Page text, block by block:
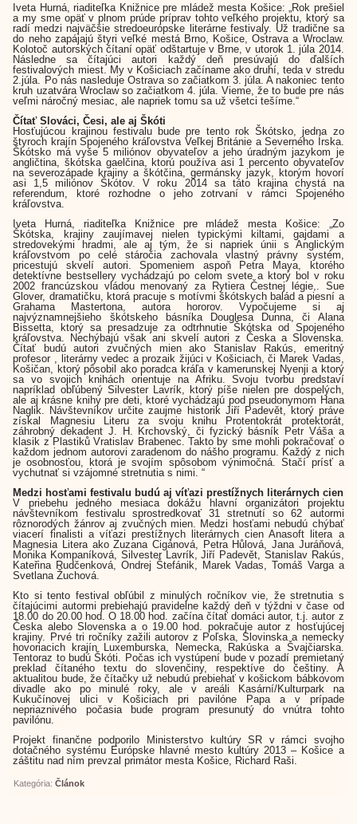
Iveta Hurná, riaditeľka Knižnice pre mládež mesta Košice: „Rok prešiel
a my sme opäť v plnom prúde príprav tohto veľkého projektu, ktorý sa
radí medzi najväčšie stredoeurópske literárne festivaly. Už tradične sa
do neho zapájajú štyri veľké mestá Brno, Košice, Ostrava a Wroclaw.
Kolotoč autorských čítaní opäť odštartuje v Brne, v utorok 1. júla 2014.
Následne sa čítajúci autori každý deň presúvajú do ďalších
festivalových miest. My v Košiciach začíname ako druhí, teda v stredu
2.júla. Po nás nasleduje Ostrava so začiatkom 3. júla. A nakoniec tento
kruh uzatvára Wroclaw so začiatkom 4. júla. Vieme, že to bude pre nás
veľmi náročný mesiac, ale napriek tomu sa už všetci tešíme.“
Čítať Slováci, Česi, ale aj Škóti
Hosťujúcou krajinou festivalu bude pre tento rok Škótsko, jedna zo
štyroch krajín Spojeného kráľovstva Veľkej Británie a Severného Írska.
Škótsko má vyše 5 miliónov obyvateľov a jeho úradným jazykom je
angličtina, škótska gaelčina, ktorú používa asi 1 percento obyvateľov
na severozápade krajiny a škótčina, germánsky jazyk, ktorým hovorí
asi 1,5 miliónov Škótov. V roku 2014 sa táto krajina chystá na
referendum, ktoré rozhodne o jeho zotrvaní v rámci Spojeného
kráľovstva.
Iveta Hurná, riaditeľka Knižnice pre mládež mesta Košice: „Zo
Škótska, krajiny zaujímavej nielen typickými kiltami, gajdami a
stredovekými hradmi, ale aj tým, že si napriek únii s Anglickým
kráľovstvom po celé stáročia zachovala vlastný právny systém,
pricestujú skvelí autori. Spomeniem aspoň Petra Maya, ktorého
detektívne bestsellery vychádzajú po celom svete a ktorý bol v roku
2002 francúzskou vládou menovaný za Rytiera Čestnej légie,. Sue
Glover, dramatičku, ktorá pracuje s motívmi škótskych balád a piesní a
Grahama Mastertona, autora hororov. Vypočujeme si aj
najvýznamnejšieho škótskeho básníka Douglesa Dunna, či Alana
Bissetta, ktorý sa presadzuje za odtrhnutie Škótska od Spojeného
kráľovstva. Nechýbajú však ani skvelí autori z Česka a Slovenska.
Čítať budú autori zvučných mien ako Stanislav Rakús, emeritný
profesor , literárny vedec a prozaik žijúci v Košiciach, či Marek Vadas,
Košičan, ktorý pôsobil ako poradca kráľa v kamerunskej Nyenji a ktorý
sa vo svojich knihách orientuje na Afriku. Svoju tvorbu predstaví
napríklad obľúbený Silvester Lavrík, ktorý píše nielen pre dospelých,
ale aj krásne knihy pre deti, ktoré vychádzajú pod pseudonymom Hana
Naglik. Návštevníkov určite zaujme historik Jiří Padevět, ktorý práve
získal Magnesiu Literu za svoju knihu Protentokrát protektorát,
záhrobný dekadent J. H. Krchovský, či fyzický básník Petr Váša a
klasik z Plastiků Vratislav Brabenec. Takto by sme mohli pokračovať o
každom jednom autorovi zaradenom do nášho programu. Každý z nich
je osobnosťou, ktorá je svojím spôsobom výnimočná. Stačí prísť a
vychutnať si vzájomné stretnutia s nimi. “
Medzi hosťami festivalu budú aj víťazi prestížnych literárnych cien
V priebehu jedného mesiaca dokážu hlavní organizátori projektu
návštevníkom festivalu sprostredkovať 31 stretnutí so 62 autormi
rôznorodých žánrov aj zvučných mien. Medzi hosťami nebudú chýbať
viacerí finalisti a víťazi prestížnych literárnych cien Anasoft litera a
Magnesia Litera ako Zuzana Cigánová, Petra Hůlová, Jana Juráňová,
Monika Kompaníková, Silvester Lavrík, Jiří Padevět, Stanislav Rakús,
Kateřina Rudčenková, Ondrej Štefánik, Marek Vadas, Tomáš Varga a
Svetlana Žuchová.
Kto si tento festival obľúbil z minulých ročníkov vie, že stretnutia s
čítajúcimi autormi prebiehajú pravidelne každý deň v týždni v čase od
18.00 do 20.00 hod. O 18.00 hod. začína čítať domáci autor, t.j. autor z
Česka alebo Slovenska a o 19.00 hod. pokračuje autor z hosťujúcej
krajiny. Prvé tri ročníky zažili autorov z Poľska, Slovinska a nemecky
hovoriacich krajín Luxemburska, Nemecka, Rakúska a Švajčiarska.
Tentoraz to budú Škóti. Počas ich vystúpení bude v pozadí premietaný
preklad čítaného textu do slovenčiny, respektíve do češtiny. A
aktualitou bude, že čítačky už nebudú prebiehať v košickom bábkovom
divadle ako po minulé roky, ale v areáli Kasární/Kulturpark na
Kukučínovej ulici v Košiciach pri pavilóne Papa a v prípade
nepriaznivého počasia bude program presunutý do vnútra tohto
pavilónu.
Projekt finančne podporilo Ministerstvo kultúry SR v rámci svojho
dotačného systému Európske hlavné mesto kultúry 2013 – Košice a
záštitu nad ním prevzal primátor mesta Košice, Richard Raši.
Kategória:Článok